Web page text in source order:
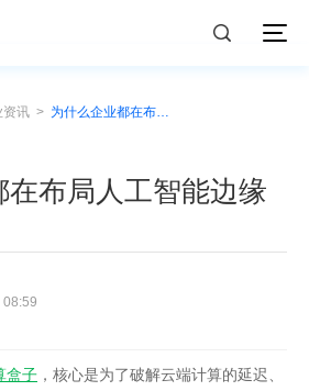
资讯 > 为什么企业都在布局人工智能边缘计算盒子？
在布局人工智能边缘
08:59
盒子 ，核心是为了破解云端计算的延迟、